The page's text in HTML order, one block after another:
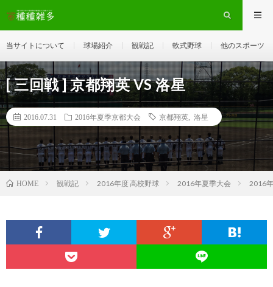
当サイトについて 球場紹介 観戦記 軟式野球 他のスポーツ
[ 三回戦 ] 京都翔英 VS 洛星
2016.07.31 2016年夏季京都大会 京都翔英 洛星
HOME 観戦記 2016年度 高校野球 2016年夏季大会 2016